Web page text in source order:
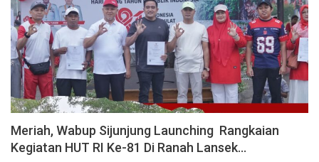
Meriah, Wabup Sijunjung Launching Rangkaian
Kegiatan HUT RI Ke-81 Di Ranah Lansek…